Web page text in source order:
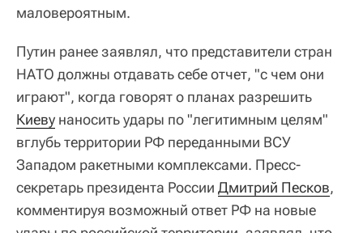
маловероятным.
Путин ранее заявлял, что представители стран
НАТО должны отдавать себе отчет, "с чем они
играют", когда говорят о планах разрешить
Киеву наносить удары по "легитимным целям"
вглубь территории РФ переданными ВСУ
Западом ракетными комплексами. Пресс-
секретарь президента России Дмитрий Песков,
комментируя возможный ответ РФ на новые